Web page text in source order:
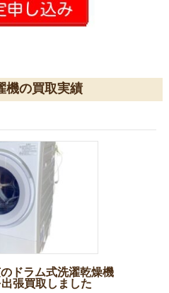
機の買取実績
ドラム式洗濯乾燥機
張買取しました